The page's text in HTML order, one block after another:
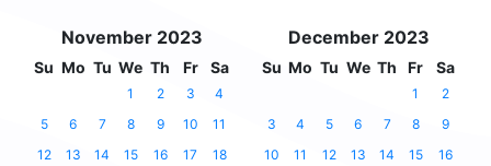
November 2023
Su Mo Tu We Th Fr Sa
1 2 3
4
5
6 7 8 9 10
11
12
13 14 15 16 17
18
December 2023
Su Mo Tu We Th Fr Sa
1
2
3
4 5 6 7 8
9
10
11 12 13 14 15
16